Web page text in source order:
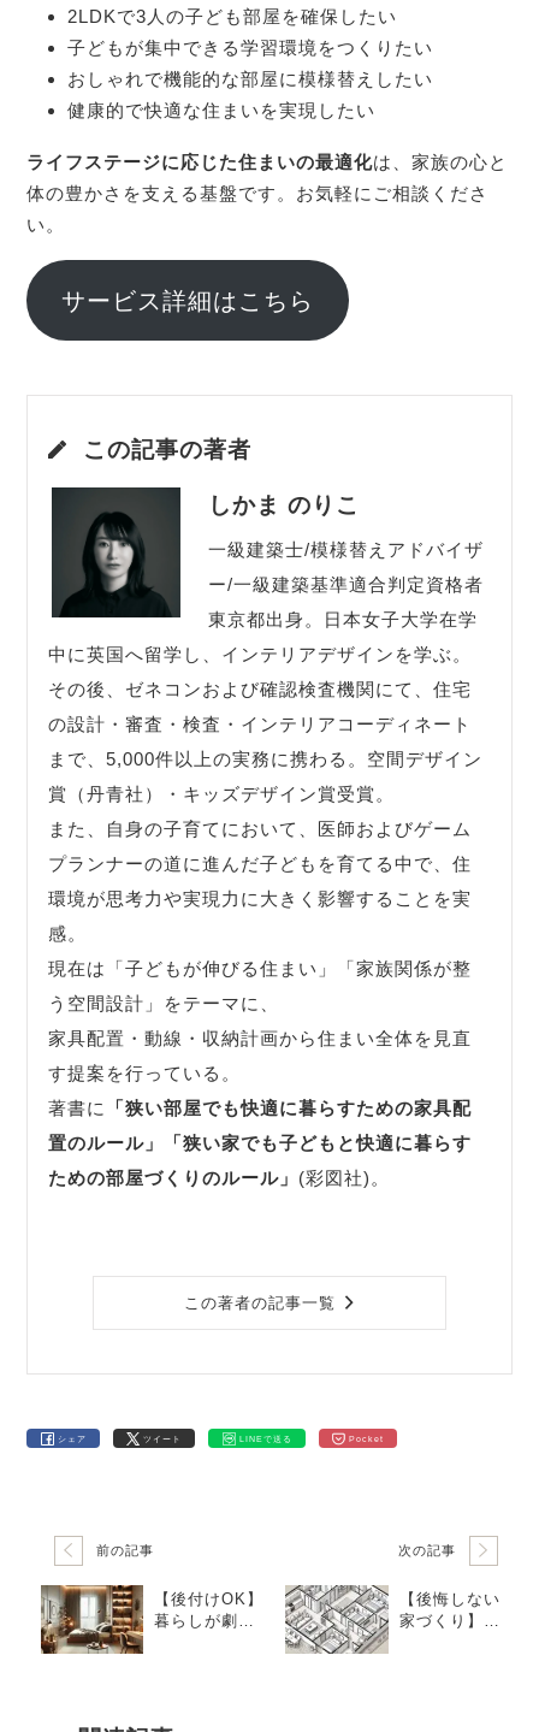
2LDKで3人の子ども部屋を確保したい
子どもが集中できる学習環境をつくりたい
おしゃれで機能的な部屋に模様替えしたい
健康的で快適な住まいを実現したい
ライフステージに応じた住まいの最適化は、家族の心と
体の豊かさを支える基盤です。お気軽にご相談くださ
い。
サービス詳細はこちら
この記事の著者
しかま のりこ
一級建築士/模様替えアドバイザ
ー/一級建築基準適合判定資格者
東京都出身。日本女子大学在学
中に英国へ留学し、インテリアデザインを学ぶ。
その後、ゼネコンおよび確認検査機関にて、住宅
の設計・審査・検査・インテリアコーディネート
まで、5,000件以上の実務に携わる。空間デザイン
賞（丹青社）・キッズデザイン賞受賞。
また、自身の子育てにおいて、医師およびゲーム
プランナーの道に進んだ子どもを育てる中で、住
環境が思考力や実現力に大きく影響することを実
感。
現在は「子どもが伸びる住まい」「家族関係が整
う空間設計」をテーマに、
家具配置・動線・収納計画から住まい全体を見直
す提案を行っている。
著書に
「狭い部屋でも快適に暮らすための家具配
置のルール」
「狭い家でも子どもと快適に暮らす
ための部屋づくりのルール」 (彩図社)。
この著者の記事一覧
シェア ツイート LINEで送る Pocket
前の記事
【後付けOK】
暮らしが劇的
次の記事
【後悔しない
家づくり】専